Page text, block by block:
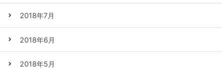
2018年7月
2018年6月
2018年5月